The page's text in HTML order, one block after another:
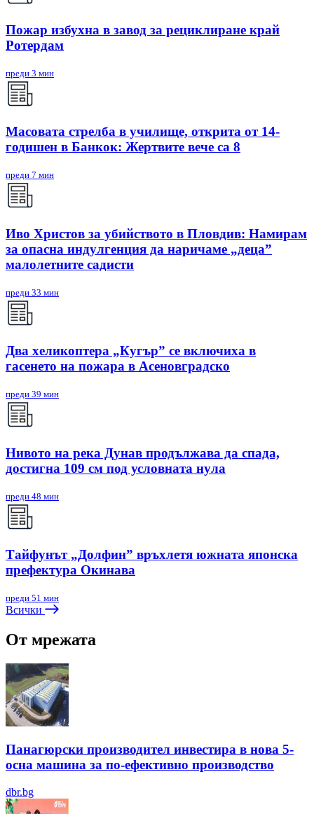
Пожар избухна в завод за рециклиране край
Ротердам
преди 3 мин
Масовата стрелба в училище, открита от 14-
годишен в Банкок: Жертвите вече са 8
преди 7 мин
Иво Христов за убийството в Пловдив: Намирам
за опасна индулгенция да наричаме „деца”
малолетните садисти
преди 33 мин
Два хеликоптера „Кугър” се включиха в
гасенето на пожара в Асеновградско
преди 39 мин
Нивото на река Дунав продължава да спада,
достигна 109 см под условната нула
преди 48 мин
Тайфунът „Долфин” връхлетя южната японска
префектура Окинава
преди 51 мин
Всички
От мрежата
Панагюрски производител инвестира в нова 5-
осна машина за по-ефективно производство
dbr.bg